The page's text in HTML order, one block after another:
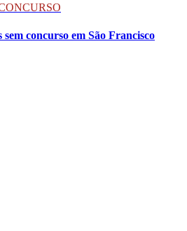
concurso em São Francisco